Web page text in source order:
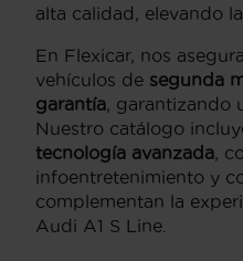
alta calidad, elevando
En Flexicar, nos
vehículos de segunda
garantía, garantizando
Nuestro catálogo
tecnología avanzada,
infoentretenimiento y
complementan la
Audi A1 S Line.